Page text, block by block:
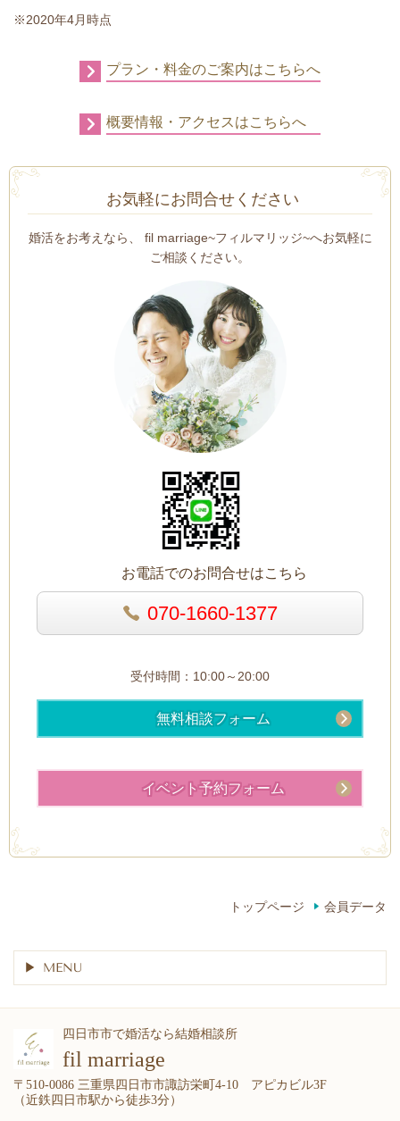
※2020年4月時点
プラン・料金のご案内はこちらへ
概要情報・アクセスはこちらへ
お気軽にお問合せください
婚活をお考えなら、 fil marriage~フィルマリッジ~へお気軽に
ご相談ください。
お電話でのお問合せはこちら
070-1660-1377
受付時間：10:00～20:00
無料相談フォーム
イベント予約フォーム
トップページ 会員データ
MENU
四日市市で婚活なら結婚相談所
fil marriage
〒510-0086 三重県四日市市諏訪栄町4-10 アピカビル3F
（近鉄四日市駅から徒歩3分）